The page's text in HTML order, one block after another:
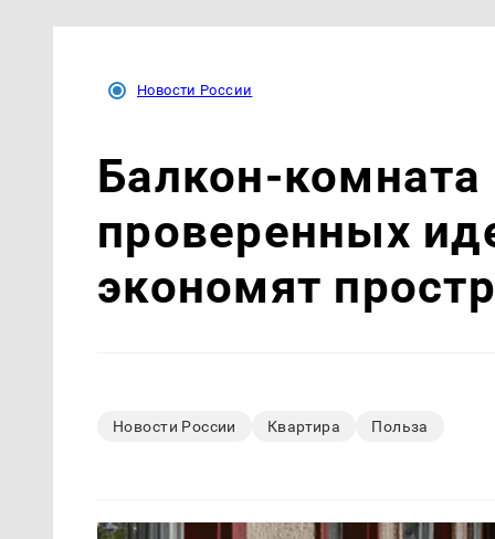
Новости России
Балкон-
проверенных
экономят
Новости России Квартира Польза